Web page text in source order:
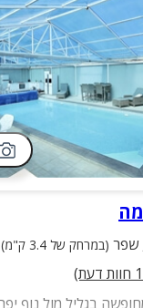
שפר (במרחק של 3.4 ק"מ)
1 חוות דעת)
בגליל מול נוף